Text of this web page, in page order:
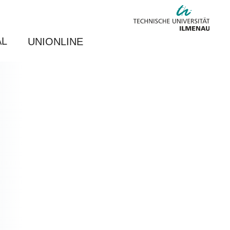
UNIONLINE